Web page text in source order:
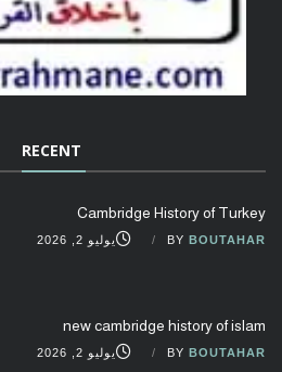
RECENT
Cambridge History of Turkey
BY BOUTAHAR يوليو 2, 2026
new cambridge history of islam
BY BOUTAHAR يوليو 2, 2026